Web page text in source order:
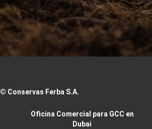
© Conservas Ferba S.A.
Oficina Comercial para GCC en
Dubai